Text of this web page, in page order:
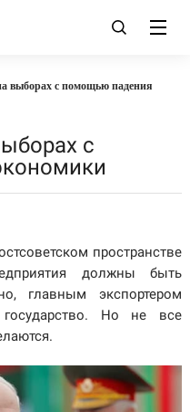
выборах с помощью падения
с
пространстве
должны быть
главным экспортером
Но не все